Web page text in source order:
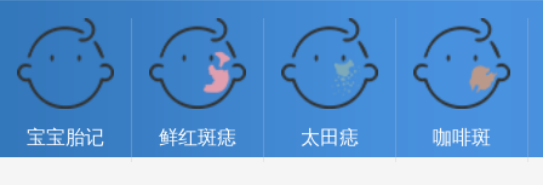
宝宝胎记 鲜红斑痣 太田痣 咖啡斑